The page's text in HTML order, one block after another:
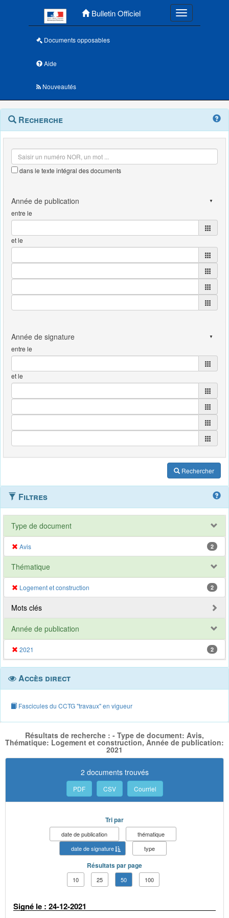
Bulletin Officiel Toggle
Documents opposables
Aide
Nouveautés
Navigation
outils
Menu
contextuel
Recherche
dans le texte intégral des documents
entre le
et le
entre le
et le
Rechercher
Filtres
Type de document
Avis 2
Thématique
Logement et construction 2
Mots clés
Année de publication
2021 2
Accès direct
Fascicules du CCTG "travaux" en vigueur
Résultats de recherche : - Type de document: Avis,
Thématique: Logement et construction, Année de publication:
2021
2 documents trouvés
PDF CSV Courriel
Tri par
date de publication
thématique
date de signature
type
Résultats par page
10 25 50 100
Signé le : 24-12-2021